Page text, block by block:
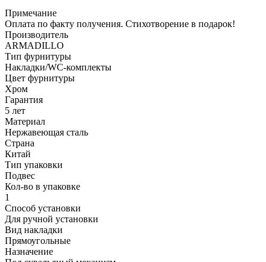
Примечание
Оплата по факту получения. Стихотворение в подарок!
Производитель
ARMADILLO
Тип фурнитуры
Накладки/WC-комплекты
Цвет фурнитуры
Хром
Гарантия
5 лет
Материал
Нержавеющая сталь
Страна
Китай
Тип упаковки
Подвес
Кол-во в упаковке
1
Способ установки
Для ручной установки
Вид накладки
Прямоугольные
Назначение